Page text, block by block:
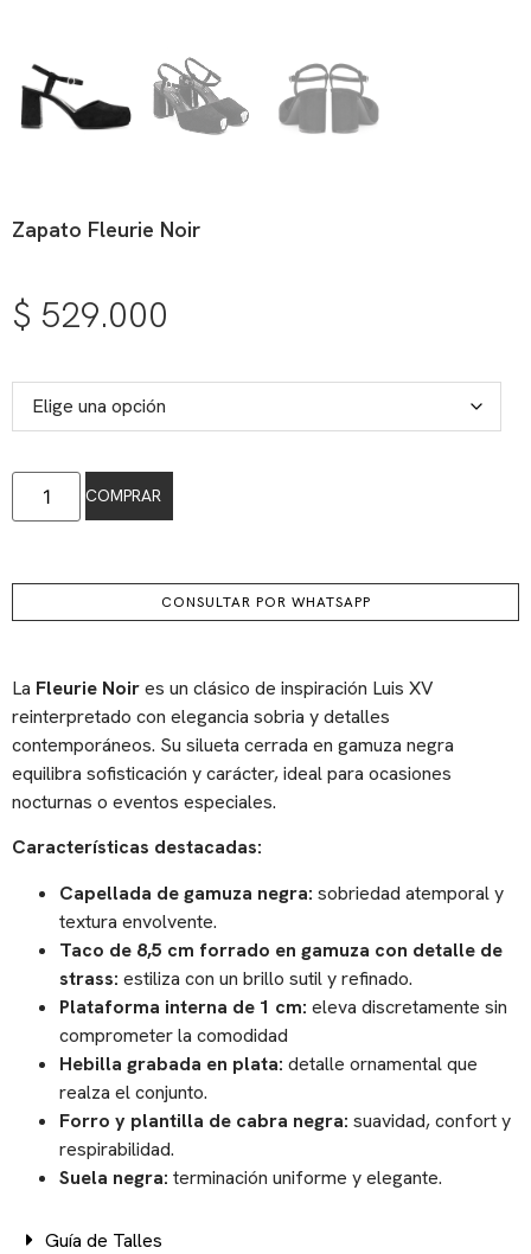
Zapato Fleurie Noir
$ 529.000
COMPRAR
CONSULTAR POR WHATSAPP
La Fleurie Noires un clásico de inspiración Luis XV
reinterpretado con elegancia sobria y detalles
contemporáneos. Su silueta cerrada en gamuza negra
equilibra sofisticación y carácter, ideal para ocasiones
nocturnas o eventos especiales.
Características destacadas:
Capellada de gamuza negra: sobriedad atemporal y
textura envolvente.
Taco de 8,5 cm forrado en gamuza con detalle de
strass: estiliza con un brillo sutil y refinado.
Plataforma interna de 1 cm: eleva discretamente sin
comprometer la comodidad
Hebilla grabada en plata: detalle ornamental que
realza el conjunto.
Forro y plantilla de cabra negra: suavidad, confort y
respirabilidad.
Suela negra: terminación uniforme y elegante.
Guía de Talles